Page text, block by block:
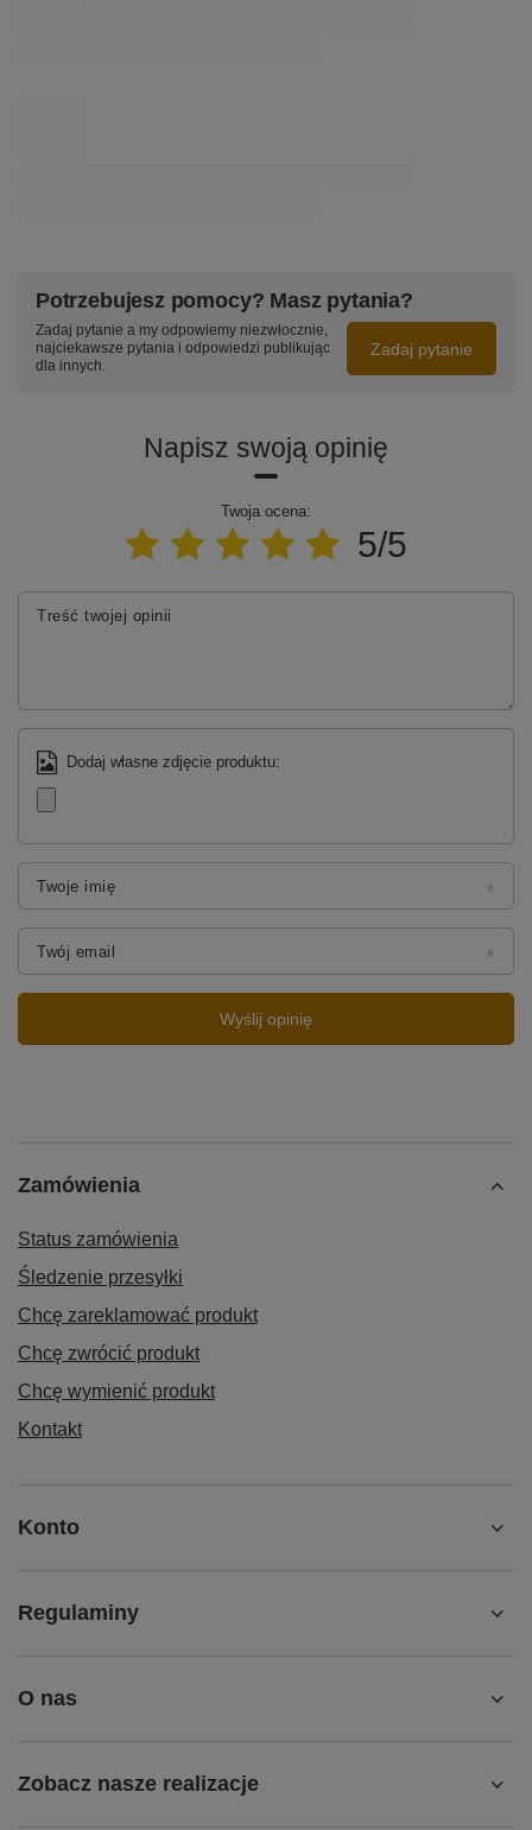
Potrzebujesz pomocy? Masz pytania?
Zadaj pytanie a my odpowiemy niezwłocznie,
najciekawsze pytania i odpowiedzi publikując
dla innych.
Zadaj pytanie
Napisz swoją opinię
Twoja ocena:
5/5
Treść twojej opinii
Dodaj własne zdjęcie produktu:
Twoje imię
Twój email
Wyślij opinię
Zamówienia
Status zamówienia
Śledzenie przesyłki
Chcę zareklamować produkt
Chcę zwrócić produkt
Chcę wymienić produkt
Kontakt
Konto
Regulaminy
O nas
Zobacz nasze realizacje